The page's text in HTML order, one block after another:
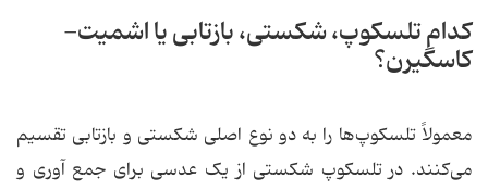
کدام تلسکوپ، شکستی، بازتابی یا اشمیت-
کاسگیرن؟
معمولاً تلسکوپ‌ها را به دو نوع اصلی شکستی و بازتابی تقسیم
می‌کنند. در تلسکوپ شکستی از یک عدسی برای جمع آوری و